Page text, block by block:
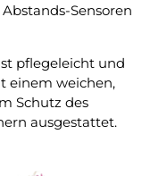
Sensoren
pflegeleicht und
einem weichen,
Schutz des
ausgestattet.